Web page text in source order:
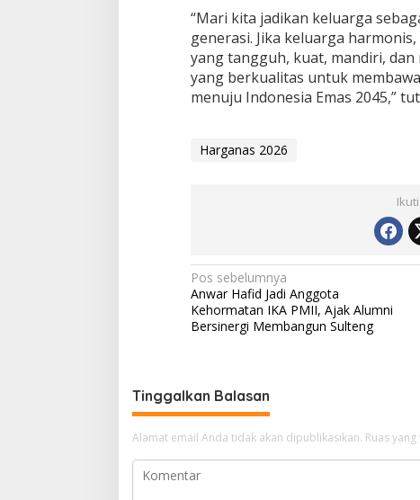
“Mari kita jadikan keluarga
generasi. Jika keluarga
yang tangguh, kuat, mandiri,
yang berkualitas untuk
menuju Indonesia Emas 2045,”
Harganas 2026
Navigasi
pos
Pos sebelumnya
Anwar Hafid Jadi Anggota
Kehormatan IKA PMII, Ajak Alumni
Bersinergi Membangun Sulteng
Tinggalkan Balasan
Alamat email Anda tidak akan dipublikasikan. Ruas